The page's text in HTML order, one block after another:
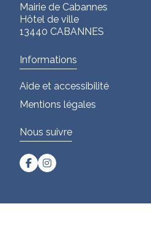
Mairie de Cabannes
Hôtel de ville
13440 CABANNES
Informations
Aide et accessibilité
Mentions légales
Nous suivre